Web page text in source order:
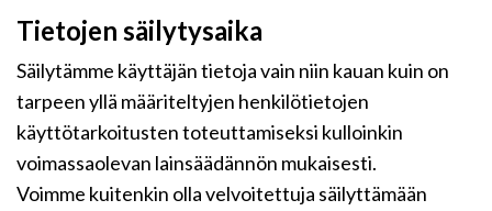
Tietojen säilytysaika
Säilytämme käyttäjän tietoja vain niin kauan kuin on
tarpeen yllä määriteltyjen henkilötietojen
käyttötarkoitusten toteuttamiseksi kulloinkin
voimassaolevan lainsäädännön mukaisesti.
Voimme kuitenkin olla velvoitettuja säilyttämään